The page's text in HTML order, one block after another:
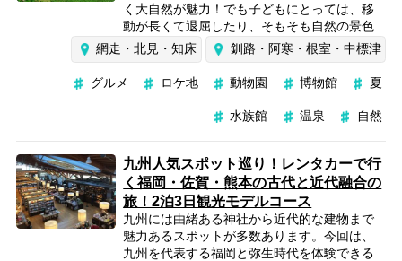
く大自然が魅力！でも子どもにとっては、移
動が長くて退屈したり、そもそも自然の景色...
網走・北見・知床
釧路・阿寒・根室・中標津
グルメ ロケ地 動物園 博物館 夏
水族館 温泉 自然
九州人気スポット巡り！レンタカーで行
く福岡・佐賀・熊本の古代と近代融合の
旅！2泊3日観光モデルコース
九州には由緒ある神社から近代的な建物まで
魅力あるスポットが多数あります。今回は、
九州を代表する福岡と弥生時代を体験できる...